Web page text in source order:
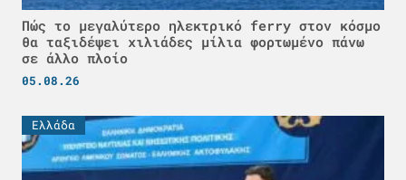
Πώς το μεγαλύτερο ηλεκτρικό ferry στον κόσμο
θα ταξιδέψει χιλιάδες μίλια φορτωμένο πάνω
σε άλλο πλοίο
05.08.26
Ελλάδα